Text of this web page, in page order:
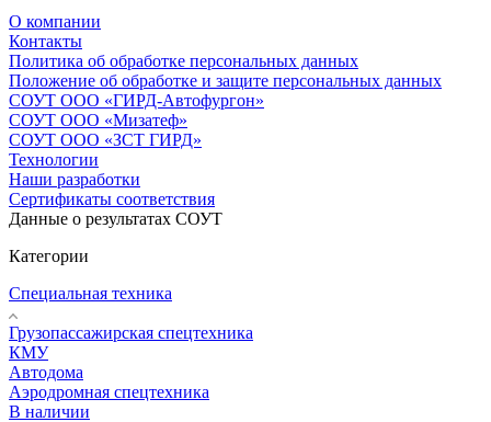
О компании
Контакты
Политика об обработке персональных данных
Положение об обработке и защите персональных данных
СОУТ ООО «ГИРД-Автофургон»
СОУТ ООО «Мизатеф»
СОУТ ООО «ЗСТ ГИРД»
Технологии
Наши разработки
Сертификаты соответствия
Данные о результатах СОУТ
Категории
Специальная техника
Грузопассажирская спецтехника
КМУ
Автодома
Аэродромная спецтехника
В наличии